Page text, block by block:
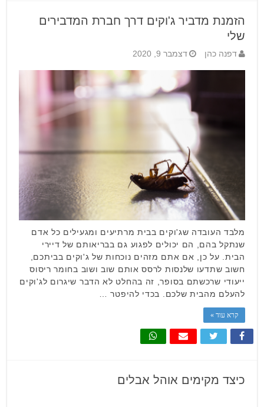
הזמנת מדביר ג'וקים דרך חברת המדבירים
שלי
דפנה כהן דצמבר 9, 2020
מלבד העובדה שג'וקים בבית מרתיעים ומגעילים כל אדם
שנתקל בהם, הם יכולים לפגוע גם בבריאותם של דיירי
הבית. על כן, אם אתם מזהים נוכחות של ג'וקים בביתכם,
חשוב שתדעו שלנסות לרסס אותם שוב ושוב בחומר ריסוס
ייעודי שרכשתם בסופר, זה בהחלט לא הדבר שיגרום לג'וקים
להעלם מהבית שלכם. בכדי להיפטר …
קרא עוד »
כיצד מקימים אוהל אבלים